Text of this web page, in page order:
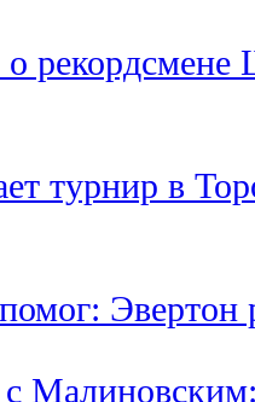
рекордсмене
турнир в
Эвертон